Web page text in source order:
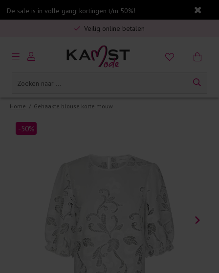
De sale is in volle gang: kortingen t/m 50%!
Gratis verzending in Nederland vanaf €75,-
Veilig online betalen
5% spaarbonus op jouw aankoop
Gratis verzending in Nederland vanaf €75,-
Home / Gehaakte blouse korte mouw
-50%